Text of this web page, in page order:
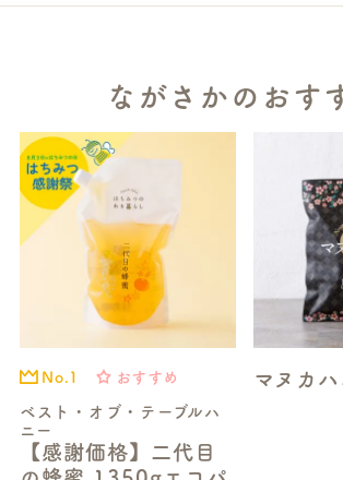
ながさかのおす
ベスト・オブ・テーブルハ
ニー
【感謝価格】二代目
No.1 おすすめ マヌカ